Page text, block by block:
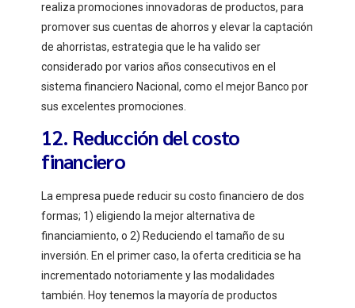
realiza promociones innovadoras de productos, para
promover sus cuentas de ahorros y elevar la captación
de ahorristas, estrategia que le ha valido ser
considerado por varios años consecutivos en el
sistema financiero Nacional, como el mejor Banco por
sus excelentes promociones.
12. Reducción del costo
financiero
La empresa puede reducir su costo financiero de dos
formas; 1) eligiendo la mejor alternativa de
financiamiento, o 2) Reduciendo el tamaño de su
inversión. En el primer caso, la oferta crediticia se ha
incrementado notoriamente y las modalidades
también. Hoy tenemos la mayoría de productos